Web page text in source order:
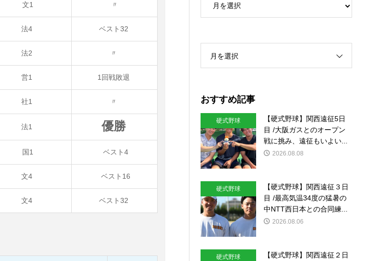
文1 〃
法4 ベスト32
法2 〃
営1 1回戦敗退
社1 〃
法1 優勝
国1 ベスト4
文4 ベスト16
文4 ベスト32
月を選択
おすすめ記事
硬式野球
【硬式野球】関西遠征5日
目 /大阪ガスとのオープン
戦に挑み、遠征もいよい...
2026.08.08
硬式野球
【硬式野球】関西遠征３日
目 /最高気温34度の猛暑の
中NTT西日本との合同練...
2026.08.06
硬式野球
【硬式野球】関西遠征２日